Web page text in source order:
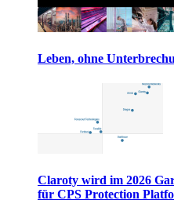
Leben, ohne
Claroty wird im 2026
für CPS Protection